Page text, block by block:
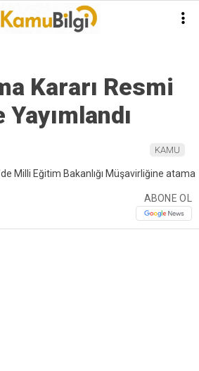
Kararı Resmi
Yayımlandı
KAMU
ABONE OL